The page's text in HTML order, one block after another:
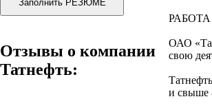
Отзывы о компании
Татнефть:
ОАО
свою
и свыше